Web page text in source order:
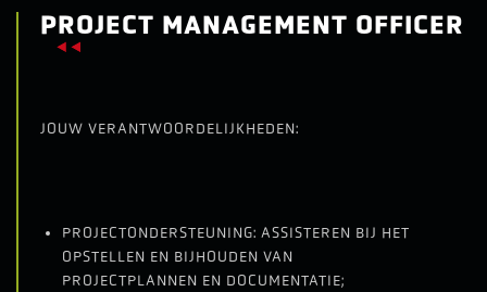
PROJECT MANAGEMENT OFFICER
JOUW VERANTWOORDELIJKHEDEN:
PROJECTONDERSTEUNING: ASSISTEREN BIJ HET
OPSTELLEN EN BIJHOUDEN VAN
PROJECTPLANNEN EN DOCUMENTATIE;